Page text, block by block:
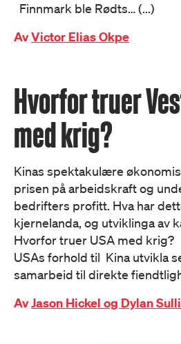
Finnmark ble Rødts… (...)
AvVictor Elias Okpe
Hvorfor truer
med krig?
Kinas spektakulære
prisen på arbeidskraft og
bedrifters profitt. Hva har
kjernelanda, og utviklinga av
Hvorfor truer USA med krig?
USAs forhold til Kina utvikla
samarbeid til direkte
AvJason Hickel og Dylan